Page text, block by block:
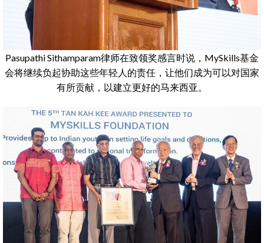
Pasupathi Sithamparam律师在致领奖感言时说，MySkills基金
会将继续负起协助这些年轻人的责任，让他们成为可以对国家
有所贡献，以建立更好的马来西亚。